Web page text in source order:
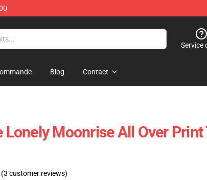
Service
Blog Contact
Lonely Moonrise All Over Print
(3 customer reviews)